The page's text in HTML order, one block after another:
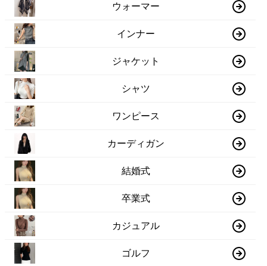
ウォーマー
インナー
ジャケット
シャツ
ワンピース
カーディガン
結婚式
卒業式
カジュアル
ゴルフ